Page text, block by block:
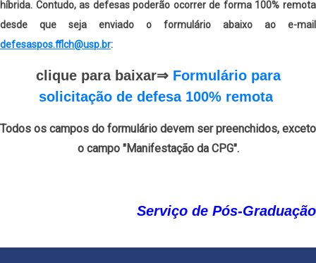
híbrida. Contudo,as defesas poderão ocorrer de forma 100% remota
desde que seja enviado o formulário abaixo ao e-mail
defesaspos.fflch@usp.br:
clique para baixar⇒ Formulário para
solicitação de defesa 100% remota
Todos os campos do formulário devem ser preenchidos, exceto
o campo "Manifestação da CPG".
Serviço de Pós-Graduação